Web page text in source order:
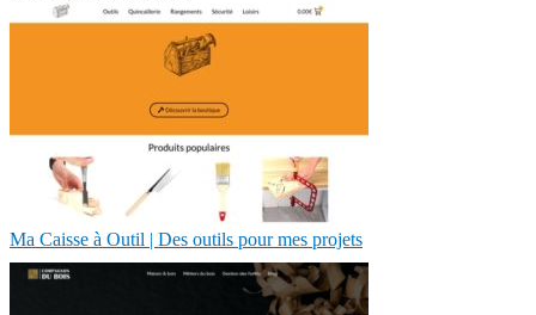
Ma Caisse à Outil | Des outils pour mes projets